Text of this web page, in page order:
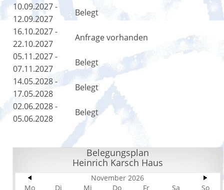
10.09.2027 -
12.09.2027
Belegt
16.10.2027 -
22.10.2027
Anfrage vorhanden
05.11.2027 -
07.11.2027
Belegt
14.05.2028 -
17.05.2028
Belegt
02.06.2028 -
05.06.2028
Belegt
Belegungsplan
Heinrich Karsch Haus
November 2026
Mo
Di Mi Do Fr Sa
So